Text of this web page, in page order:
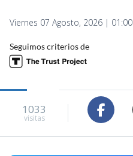
Viernes 07 Agosto, 2026 | 01:00
Seguimos criterios de
1033
visitas